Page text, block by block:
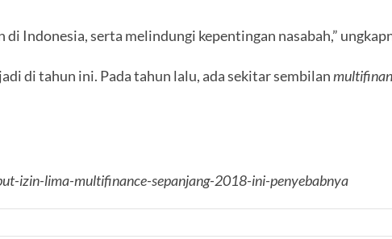
Indonesia, serta melindungi kepentingan nasabah,”
di tahun ini. Pada tahun lalu, ada sekitar sembilan
izin-lima-multifinance-sepanjang-2018-ini-penyebabnya